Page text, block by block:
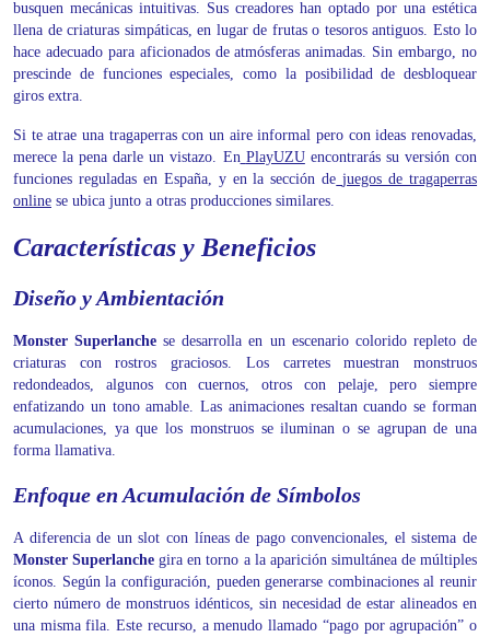
busquen mecánicas intuitivas. Sus creadores han optado por una estética
llena de criaturas simpáticas, en lugar de frutas o tesoros antiguos. Esto lo
hace adecuado para aficionados de atmósferas animadas. Sin embargo, no
prescinde de funciones especiales, como la posibilidad de desbloquear
giros extra.
Si te atrae una tragaperras con un aire informal pero con ideas renovadas,
merece la pena darle un vistazo. En PlayUZUencontrarás su versión con
funciones reguladas en España, y en la sección de juegos de tragaperras
online se ubica junto a otras producciones similares.
Características y Beneficios
Diseño y Ambientación
Monster Superlanche se desarrolla en un escenario colorido repleto de
criaturas con rostros graciosos. Los carretes muestran monstruos
redondeados, algunos con cuernos, otros con pelaje, pero siempre
enfatizando un tono amable. Las animaciones resaltan cuando se forman
acumulaciones, ya que los monstruos se iluminan o se agrupan de una
forma llamativa.
Enfoque en Acumulación de Símbolos
A diferencia de un slot con líneas de pago convencionales, el sistema de
Monster Superlanche gira en torno a la aparición simultánea de múltiples
íconos. Según la configuración, pueden generarse combinaciones al reunir
cierto número de monstruos idénticos, sin necesidad de estar alineados en
una misma fila. Este recurso, a menudo llamado “pago por agrupación” o